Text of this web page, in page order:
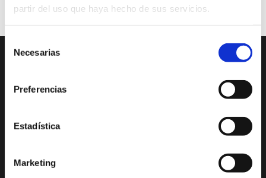
partir del uso que haya hecho de sus servicios.
Necesarias
Preferencias
Estadística
Marketing
El Port de Xàbia,